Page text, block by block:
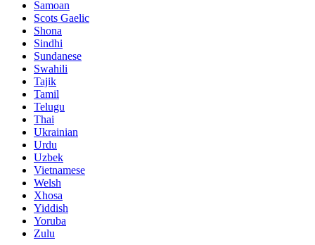
Samoan
Scots Gaelic
Shona
Sindhi
Sundanese
Swahili
Tajik
Tamil
Telugu
Thai
Ukrainian
Urdu
Uzbek
Vietnamese
Welsh
Xhosa
Yiddish
Yoruba
Zulu